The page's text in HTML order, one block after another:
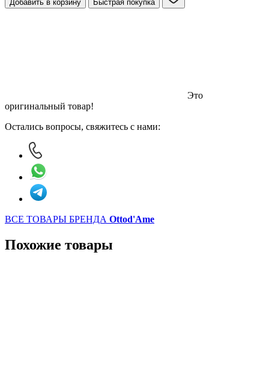
Добавить в корзину Быстрая покупка
Это
оригинальный товар!
Остались вопросы, свяжитесь с нами:
ВСЕ ТОВАРЫ БРЕНДА Ottod'Ame
Похожие товары